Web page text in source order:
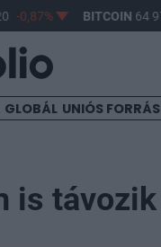
-0,87% BITCOIN64
GLOBÁL UNIÓS
is távozik